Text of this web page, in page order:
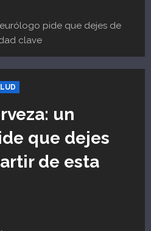
pide que dejes de
clave
un
que dejes
de esta